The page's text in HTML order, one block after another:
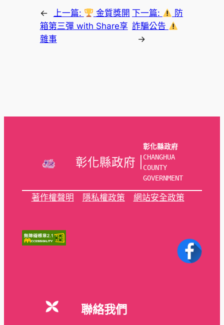
← 上一篇:
金質獎開
箱第三彈 with Share享
雜事
下一篇:
防
詐騙公告
→
彰化縣政府 |
彰化縣政府
CHANGHUA
COUNTY
GOVERNMENT
著作權聲明 隱私權政策 網站安全政策
聯絡我們